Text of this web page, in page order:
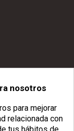
nosotros
para mejorar
relacionada con
tus hábitos de